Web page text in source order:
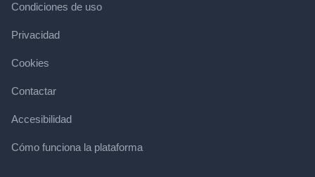
Condiciones de uso
Privacidad
Cookies
Contactar
Accesibilidad
Cómo funciona la plataforma